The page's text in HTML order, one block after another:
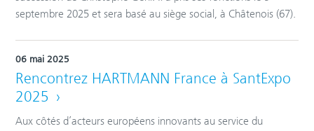
septembre 2025 et sera basé au siège social, à Châtenois (67).
06 mai 2025
Rencontrez HARTMANN France à SantExpo
2025
Aux côtés d’acteurs européens innovants au service du